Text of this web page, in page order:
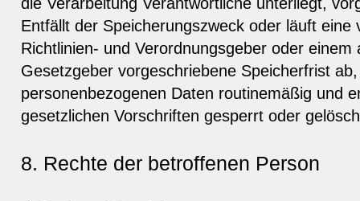
Entfällt der Speicherungszweck oder läuft eine
Richtlinien- und Verordnungsgeber oder einem
Gesetzgeber vorgeschriebene Speicherfrist
personenbezogenen Daten routinemäßig und
gesetzlichen Vorschriften gesperrt oder
8. Rechte der betroffenen Person